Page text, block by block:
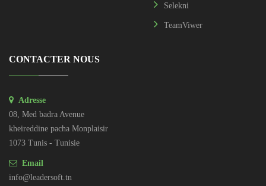
Selekni
TeamViwer
CONTACTER NOUS
Adresse
08, Med badra Avenue
kheireddine pacha Monplaisir
1073 Tunis - Tunisie
Email
info@leadersoft.tn